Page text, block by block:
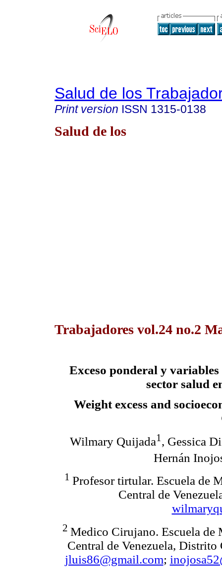
Salud de los
Print version ISSN 1315-0138
Salud de los
Trabajadores vol.24 no.2
Exceso ponderal y
sector salud
Weight excess and
Wilmary Quijada1 , Gessica
Hernán
1 Profesor tirtular. Escuela de
Central de
2 Medico Cirujano. Escuela de
Central de Venezuela,
jluis86@gmail.com;